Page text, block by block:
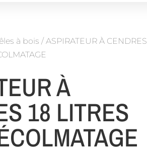
à bois / ASPIRATEUR À CENDRES
À
18 LITRES